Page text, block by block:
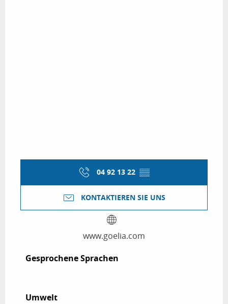
04 92 13 22 ▒▒
KONTAKTIEREN SIE UNS
www.goelia.com
Gesprochene Sprachen
Gesprochene Sprachen
Umwelt
Umwelt